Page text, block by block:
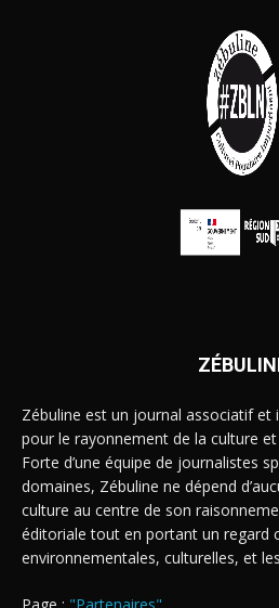
Zébuline est un journal associatif
pour le rayonnement de la culture
Forte d’une équipe de journalistes
domaines, Zébuline ne dépend
culture au centre de son
éditoriale tout en portant un regard
environnementales, culturelles, et